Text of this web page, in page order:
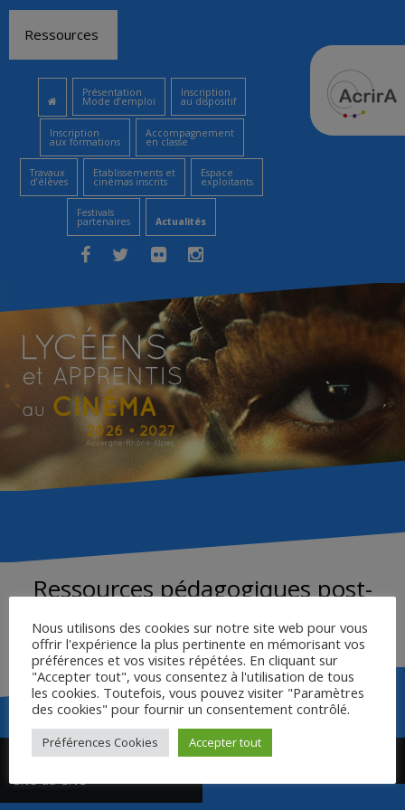
contenu
Ressources
Présentation
Mode d’emploi
Inscription
au dispositif
Inscription
aux formations
Accompagnement
en classe
Travaux
d’élèves
Etablissements et
cinémas inscrits
Espace
exploitants
Festivals
partenaires Actualités
Ressources pédagogiques post-
Navigation
de
Page dédiée au film sur le
Nous utilisons des cookies sur notre site web pour vous
offrir l'expérience la plus pertinente en mémorisant vos
préférences et vos visites répétées. En cliquant sur
"Accepter tout", vous consentez à l'utilisation de tous
les cookies. Toutefois, vous pouvez visiter "Paramètres
des cookies" pour fournir un consentement contrôlé.
Préférences Cookies Accepter tout